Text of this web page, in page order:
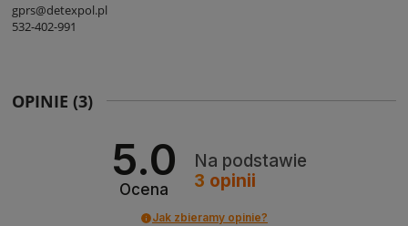
gprs@detexpol.pl
532-402-991
OPINIE (3)
5.0
Ocena
Na podstawie
3 opinii
Jak zbieramy opinie?